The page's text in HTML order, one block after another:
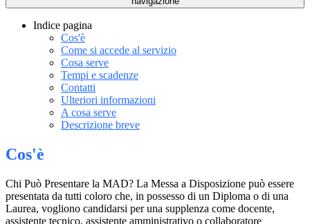
Indice pagina
Cos'è
Come si accede al servizio
Cosa serve
Tempi e scadenze
Contatti
Ulteriori informazioni
A cosa serve
Descrizione breve
Cos'è
Chi Può Presentare la MAD? La Messa a Disposizione può essere
presentata da tutti coloro che, in possesso di un Diploma o di una
Laurea, vogliono candidarsi per una supplenza come docente,
assistente tecnico, assistente amministrativo o collaboratore